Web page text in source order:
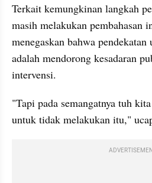
Terkait kemungkinan langkah
masih melakukan pembahasan
menegaskan bahwa
adalah mendorong kesadaran
intervensi.
"Tapi pada semangatnya tuh
untuk tidak melakukan itu,"